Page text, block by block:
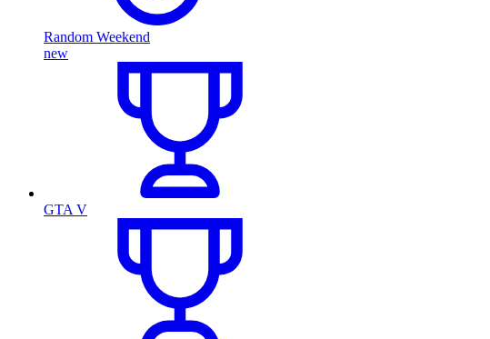
Random Weekend
new
GTA V